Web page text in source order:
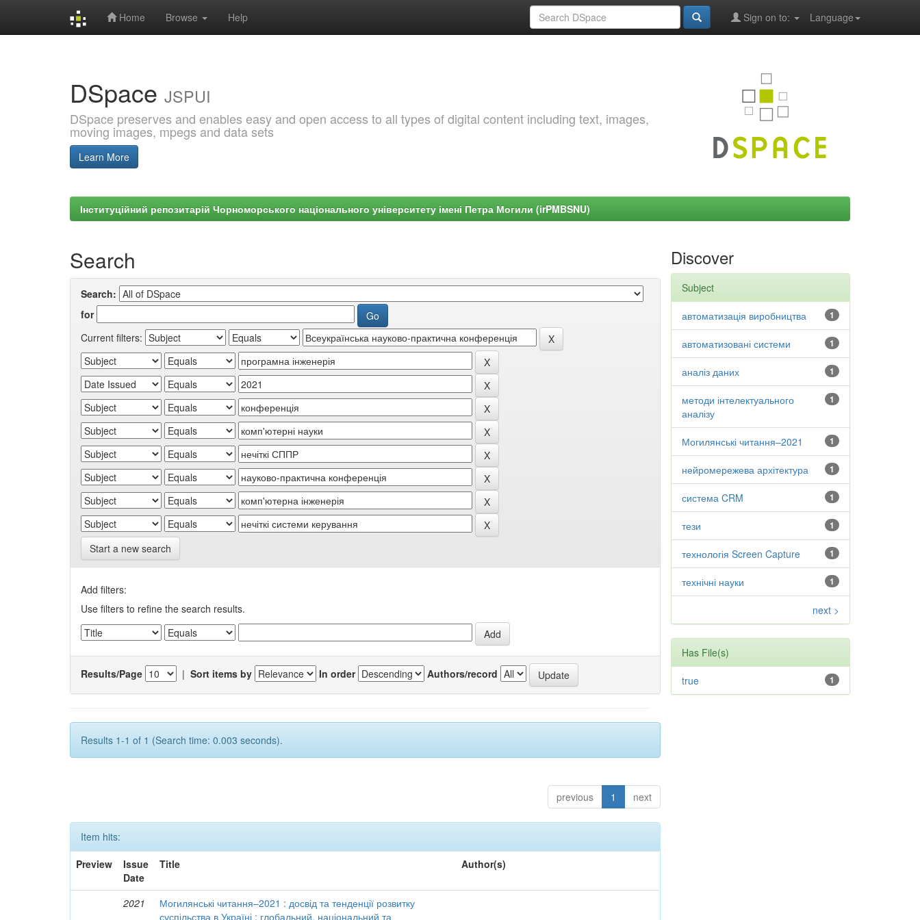
Home Browse Help Language
Sign on to:
DSpace JSPUI
DSpace preserves and enables easy and open access to all types of digital content including text, images,
moving images, mpegs and data sets
Learn More
Інституційний репозитарій Чорноморського національного університету імені Петра Могили (irPMBSNU)
Search
Search:
for
Current filters:
Start a new search
Add filters:
Use filters to refine the search results.
Results/Page | Sort items by In order Authors/record
Results 1-1 of 1 (Search time: 0.003 seconds).
previous 1 next
Item hits:
Preview
Issue
Date
Title Author(s)
2021
Могилянські читання–2021 : досвід та тенденції розвитку
суспільства в Україні : глобальний, національний та
Discover
Subject
1
автоматизація виробництва
1
автоматизовані системи
1
аналіз даних
1
методи інтелектуального
аналізу
1
Могилянські читання–2021
1
нейромережева архітектура
1
система CRM
1
тези
1
технологія Screen Capture
1
технічні науки
next >
Has File(s)
1
true